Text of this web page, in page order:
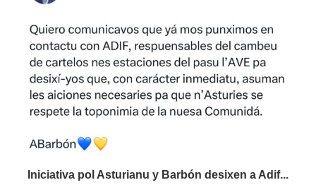
Iniciativa pol Asturianu y Barbón desixen a Adif...